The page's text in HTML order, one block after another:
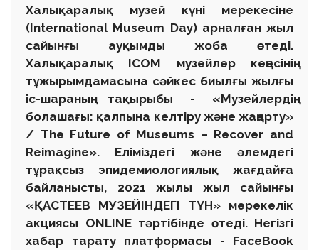
Халықаралық музей күні мерекесіне
(International Museum Day) арналған жыл
сайынғы ауқымды жоба өтеді.
Халықаралық ICOM музейлер кеңесінің
тұжырымдамасына сәйкес биылғы жылғы
іс-шараның тақырыбы - «Музейлердің
болашағы: қалпына келтіру және жаңарту»
/ The Future of Museums – Recover and
Reimagine». Еліміздегі және әлемдегі
тұрақсыз эпидемиологиялық жағдайға
байланысты, 2021 жылы жыл сайынғы
«ҚАСТЕЕВ МУЗЕЙІНДЕГІ ТҮН» мерекелік
акциясы ONLINE тәртібінде өтеді. Негізгі
хабар тарату платформасы - FaceBook